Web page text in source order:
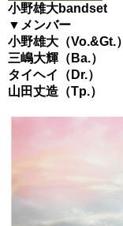
小野雄大bandset
▼メンバー
小野雄大（Vo.&Gt.）
三嶋大輝（Ba.）
タイヘイ（Dr.）
山田丈造（Tp.）